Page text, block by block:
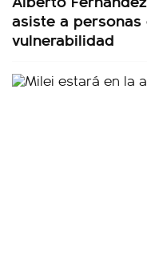
asiste a
vulnerabilidad